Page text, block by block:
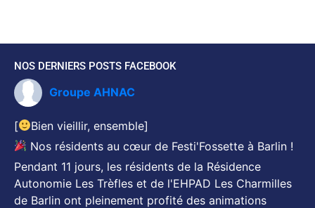
NOS DERNIERS POSTS FACEBOOK
Groupe AHNAC
[
Bien vieillir, ensemble]
Nos résidents au cœur de Festi'Fossette à Barlin !
Pendant 11 jours, les résidents de la Résidence
Autonomie Les Trèfles et de l'EHPAD Les Charmilles
de Barlin ont pleinement profité des animations